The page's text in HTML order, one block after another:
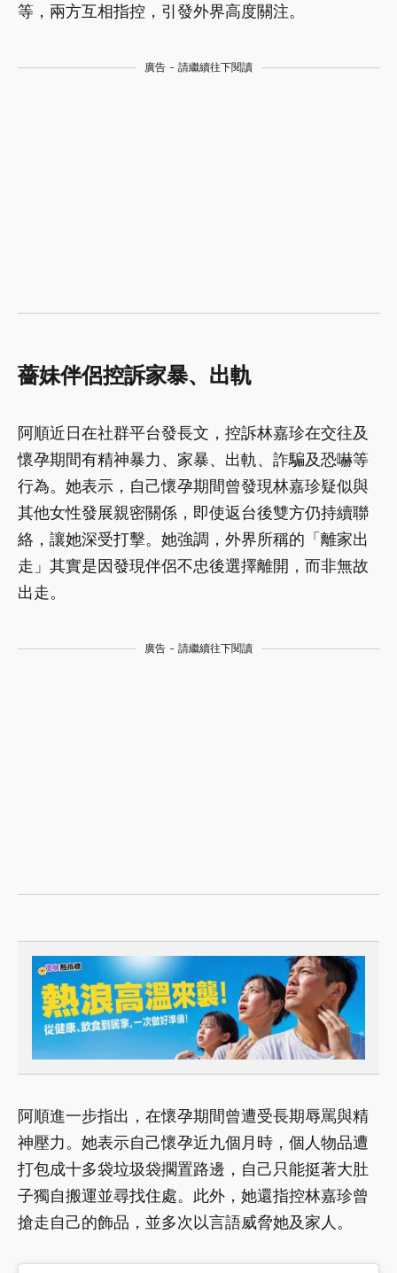
等，兩方互相指控，引發外界高度關注。
廣告 - 請繼續往下閱讀
薔妹伴侶控訴家暴、出軌
阿順近日在社群平台發長文，控訴林嘉珍在交往及
懷孕期間有精神暴力、家暴、出軌、詐騙及恐嚇等
行為。她表示，自己懷孕期間曾發現林嘉珍疑似與
其他女性發展親密關係，即使返台後雙方仍持續聯
絡，讓她深受打擊。她強調，外界所稱的「離家出
走」其實是因發現伴侶不忠後選擇離開，而非無故
出走。
廣告 - 請繼續往下閱讀
阿順進一步指出，在懷孕期間曾遭受長期辱罵與精
神壓力。她表示自己懷孕近九個月時，個人物品遭
打包成十多袋垃圾袋擱置路邊，自己只能挺著大肚
子獨自搬運並尋找住處。此外，她還指控林嘉珍曾
搶走自己的飾品，並多次以言語威脅她及家人。